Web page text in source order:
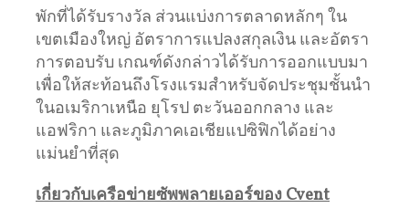
พักที่ได้รับรางวัล ส่วนแบ่งการตลาดหลักๆ ใน
เขตเมืองใหญ่ อัตราการแปลงสกุลเงิน และอัตรา
การตอบรับ เกณฑ์ดังกล่าวได้รับการออกแบบมา
เพื่อให้สะท้อนถึงโรงแรมสำหรับจัดประชุมชั้นนำ
ในอเมริกาเหนือ ยุโรป ตะวันออกกลาง และ
แอฟริกา และภูมิภาคเอเชียแปซิฟิกได้อย่าง
แม่นยำที่สุด
เกี่ยวกับเครือข่ายซัพพลายเออร์ของCvent